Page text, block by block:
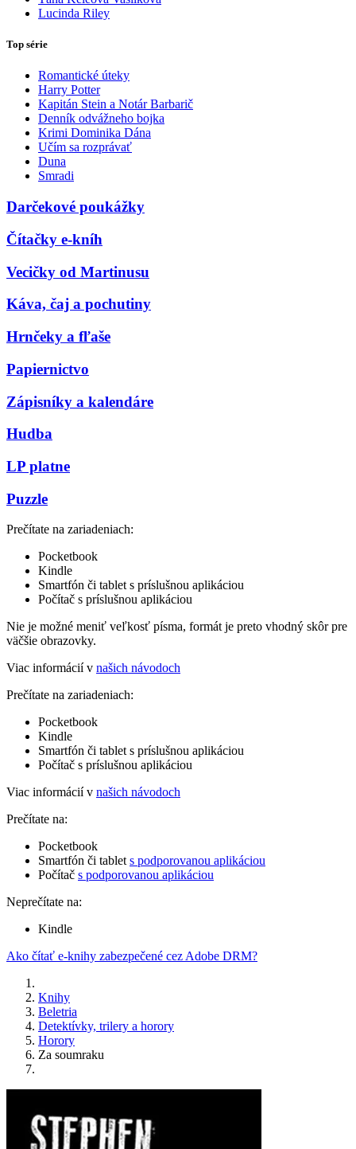
Lucinda Riley
Top série
Romantické úteky
Harry Potter
Kapitán Stein a Notár Barbarič
Denník odvážneho bojka
Krimi Dominika Dána
Učím sa rozprávať
Duna
Smradi
Darčekové poukážky
Čítačky e-kníh
Vecičky od Martinusu
Káva, čaj a pochutiny
Hrnčeky a fľaše
Papiernictvo
Zápisníky a kalendáre
Hudba
LP platne
Puzzle
Prečítate na zariadeniach:
Pocketbook
Kindle
Smartfón či tablet s príslušnou aplikáciou
Počítač s príslušnou aplikáciou
Nie je možné meniť veľkosť písma, formát je preto vhodný skôr pre
väčšie obrazovky.
Viac informácií v našich návodoch
Prečítate na zariadeniach:
Pocketbook
Kindle
Smartfón či tablet s príslušnou aplikáciou
Počítač s príslušnou aplikáciou
Viac informácií v našich návodoch
Prečítate na:
Pocketbook
Smartfón či tablet s podporovanou aplikáciou
Počítač s podporovanou aplikáciou
Neprečítate na:
Kindle
Ako čítať e-knihy zabezpečené cez Adobe DRM?
Knihy
Beletria
Detektívky, trilery a horory
Horory
Za soumraku